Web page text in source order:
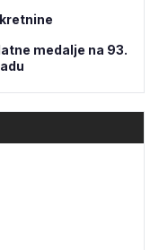
medalje na 93.